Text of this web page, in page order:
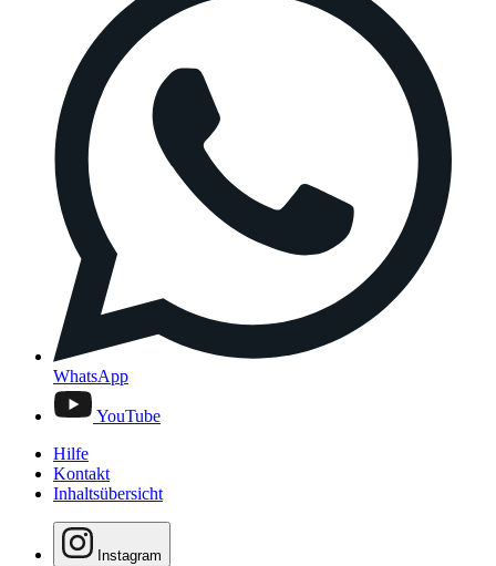
WhatsApp
YouTube
Hilfe
Kontakt
Inhaltsübersicht
Instagram